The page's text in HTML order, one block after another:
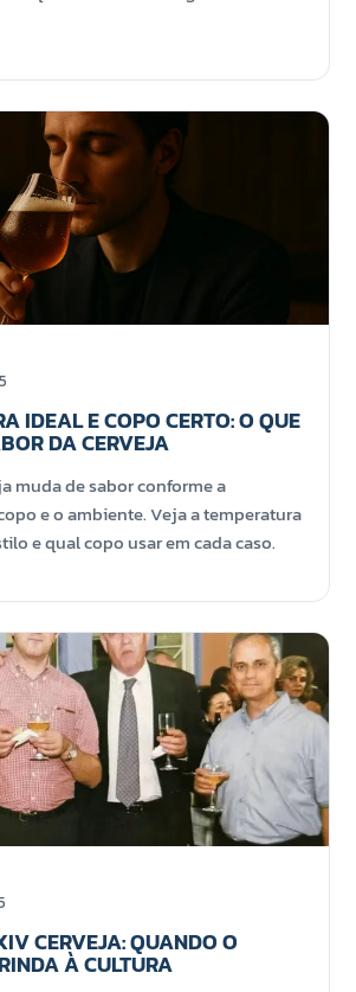
IDEAL E COPO CERTO: O QUE
DA CERVEJA
muda de sabor conforme a
e o ambiente. Veja a temperatura
e qual copo usar em cada caso.
CERVEJA: QUANDO O
À CULTURA